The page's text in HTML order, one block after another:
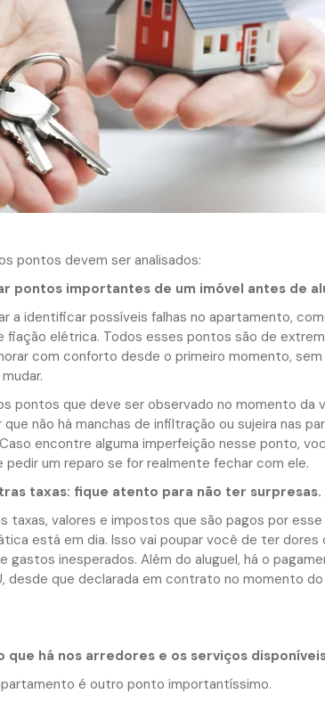
pontos devem ser analisados:
pontos importantes de um imóvel antes de
a identificar possíveis falhas no apartamento,
fiação elétrica. Todos esses pontos são de
com conforto desde o primeiro momento,
pontos que deve ser observado no momento da
não há manchas de infiltração ou sujeira nas
encontre alguma imperfeição nesse ponto,
um reparo se for realmente fechar com ele.
taxas: fique atento para não ter surpresas.
taxas, valores e impostos que são pagos por
está em dia. Isso vai poupar você de ter dores
inesperados. Além do aluguel, há o
desde que declarada em contrato no momento
que há nos arredores e os serviços
é outro ponto importantíssimo.